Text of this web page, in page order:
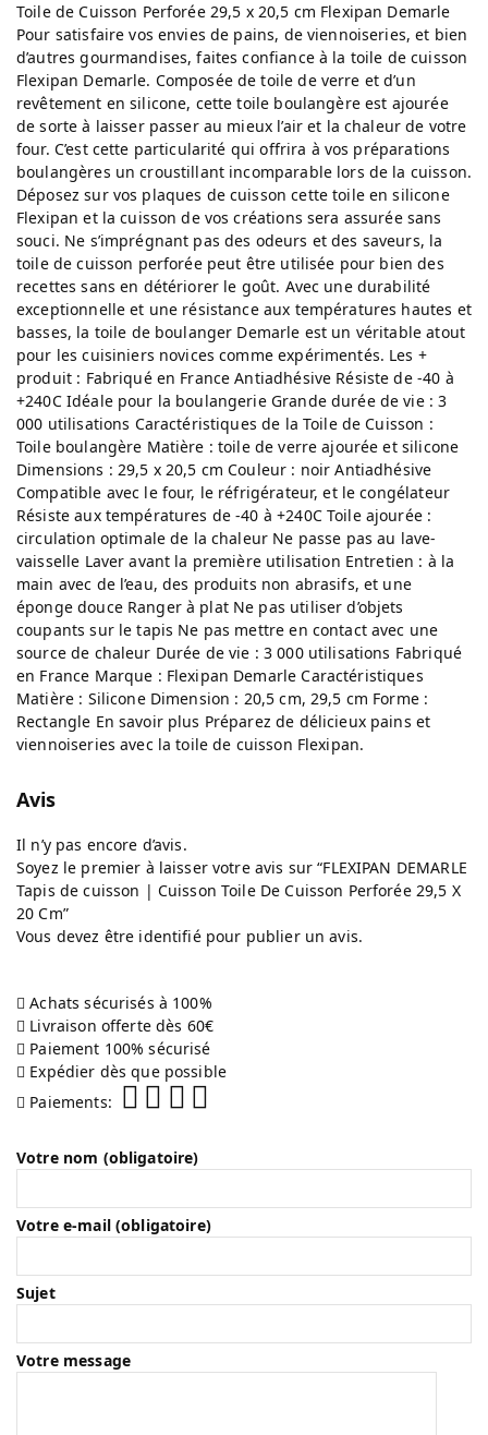
Toile de Cuisson Perforée 29,5 x 20,5 cm Flexipan Demarle
Pour satisfaire vos envies de pains, de viennoiseries, et bien
d’autres gourmandises, faites confiance à la toile de cuisson
Flexipan Demarle. Composée de toile de verre et d’un
revêtement en silicone, cette toile boulangère est ajourée
de sorte à laisser passer au mieux l’air et la chaleur de votre
four. C’est cette particularité qui offrira à vos préparations
boulangères un croustillant incomparable lors de la cuisson.
Déposez sur vos plaques de cuisson cette toile en silicone
Flexipan et la cuisson de vos créations sera assurée sans
souci. Ne s’imprégnant pas des odeurs et des saveurs, la
toile de cuisson perforée peut être utilisée pour bien des
recettes sans en détériorer le goût. Avec une durabilité
exceptionnelle et une résistance aux températures hautes et
basses, la toile de boulanger Demarle est un véritable atout
pour les cuisiniers novices comme expérimentés. Les +
produit : Fabriqué en France Antiadhésive Résiste de -40 à
+240C Idéale pour la boulangerie Grande durée de vie : 3
000 utilisations Caractéristiques de la Toile de Cuisson :
Toile boulangère Matière : toile de verre ajourée et silicone
Dimensions : 29,5 x 20,5 cm Couleur : noir Antiadhésive
Compatible avec le four, le réfrigérateur, et le congélateur
Résiste aux températures de -40 à +240C Toile ajourée :
circulation optimale de la chaleur Ne passe pas au lave-
vaisselle Laver avant la première utilisation Entretien : à la
main avec de l’eau, des produits non abrasifs, et une
éponge douce Ranger à plat Ne pas utiliser d’objets
coupants sur le tapis Ne pas mettre en contact avec une
source de chaleur Durée de vie : 3 000 utilisations Fabriqué
en France Marque : Flexipan Demarle Caractéristiques
Matière : Silicone Dimension : 20,5 cm, 29,5 cm Forme :
Rectangle En savoir plus Préparez de délicieux pains et
viennoiseries avec la toile de cuisson Flexipan.
Avis
Il n’y pas encore d’avis.
Soyez le premier à laisser votre avis sur “FLEXIPAN DEMARLE
Tapis de cuisson | Cuisson Toile De Cuisson Perforée 29,5 X
20 Cm”
Vous devez être identifiépour publier un avis.
Achats sécurisés à 100%
Livraison offerte dès 60€
Paiement 100% sécurisé
Expédier dès que possible
Paiements:
Votre nom (obligatoire)
Votre e-mail (obligatoire)
Sujet
Votre message